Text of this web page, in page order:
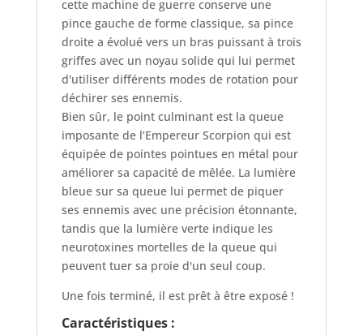
cette machine de guerre conserve une
pince gauche de forme classique, sa pince
droite a évolué vers un bras puissant à trois
griffes avec un noyau solide qui lui permet
d'utiliser différents modes de rotation pour
déchirer ses ennemis.
Bien sûr, le point culminant est la queue
imposante de l’Empereur Scorpion qui est
équipée de pointes pointues en métal pour
améliorer sa capacité de mêlée. La lumière
bleue sur sa queue lui permet de piquer
ses ennemis avec une précision étonnante,
tandis que la lumière verte indique les
neurotoxines mortelles de la queue qui
peuvent tuer sa proie d'un seul coup.
Une fois terminé, il est prêt à être exposé !
Caractéristiques :